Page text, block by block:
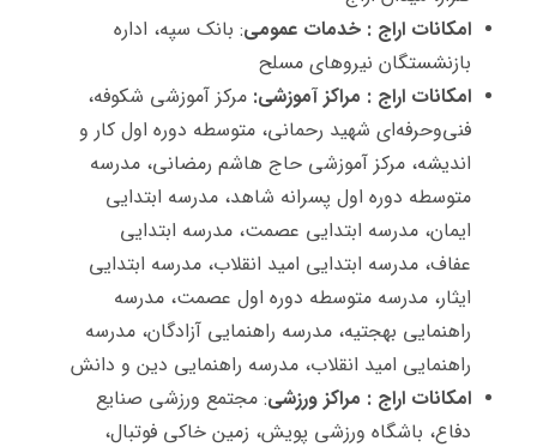
امکانات اراج : خدمات عمومی: بانک سپه، اداره
بازنشستگان نیروهای مسلح
امکانات اراج : مراكز آموزشی: مركز آموزشی شكوفه،
فنی‌وحرفه‌ای شهید رحمانی، متوسطه دوره اول كار و
اندیشه، مركز آموزشی حاج هاشم رمضانی، مدرسه
متوسطه دوره اول پسرانه شاهد، مدرسه ابتدایی
ایمان، مدرسه ابتدایی عصمت، مدرسه ابتدایی
عفاف، مدرسه ابتدایی امید انقلاب، مدرسه ابتدایی
ایثار، مدرسه متوسطه دوره اول عصمت، مدرسه
راهنمایی بهجتیه، مدرسه راهنمایی آزادگان، مدرسه
راهنمایی امید انقلاب، مدرسه راهنمایی دین و دانش
امکانات اراج : مراكز ورزشی: مجتمع ورزشی صنایع
دفاع، باشگاه ورزشی پویش، زمین خاكی فوتبال،